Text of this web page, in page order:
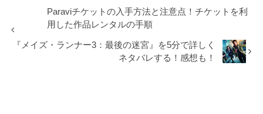
Paraviチケットの入手方法と注意点！チケットを利
用した作品レンタルの手順
『メイズ・ランナー3：最後の迷宮』を5分で詳しく
ネタバレする！感想も！